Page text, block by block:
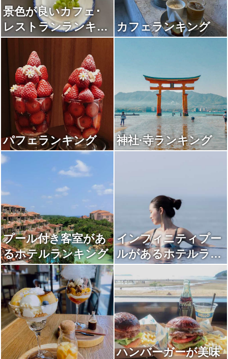
景色が良いカフェ･
レストランランキン
カフェランキング
パフェランキング 神社·寺ランキング
プール付き客室があ
るホテルランキング
インフィニティプー
ルがあるホテルラン
ハンバーガーが美味